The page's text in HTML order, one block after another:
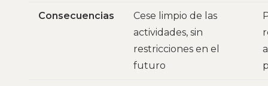
Consecuencias
Cese limpio de las
actividades, sin
restricciones en el
futuro